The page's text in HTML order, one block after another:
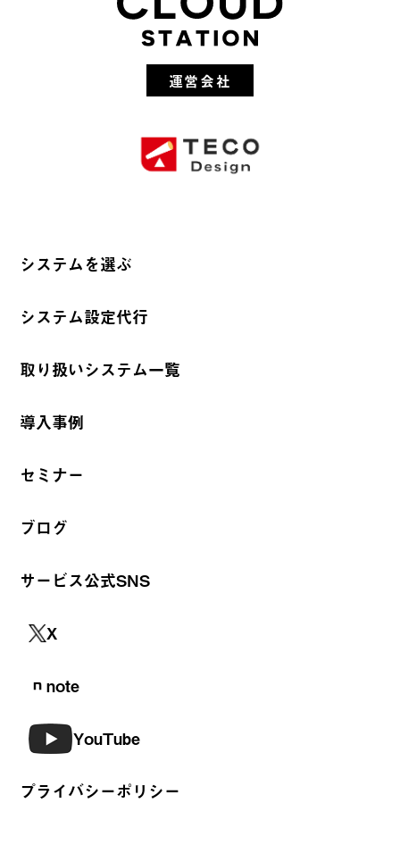
運営会社
システムを選ぶ
システム設定代行
取り扱いシステム一覧
導入事例
セミナー
ブログ
サービス公式SNS
X
note
YouTube
プライバシーポリシー